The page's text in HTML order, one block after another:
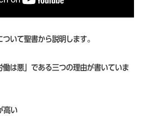
いて聖書から説明します。
働は悪」である三つの理由が書いていま
高い